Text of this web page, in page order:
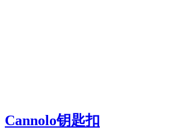
Cannolo钥匙扣